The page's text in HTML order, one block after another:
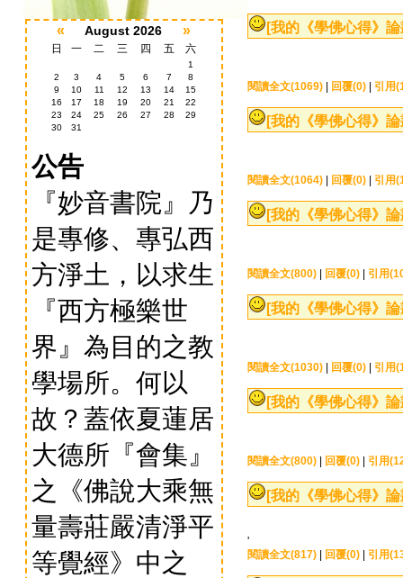
« August 2026 »
日 一 二 三 四 五 六
1
2
3 4 5 6 7
8
9
10 11 12 13 14
15
16
17 18 19 20 21
22
23
24 25 26 27 28
29
30
31
公告
『妙音書院』乃
是專修、專弘西
方淨土，以求生
『西方極樂世
界』為目的之教
學場所。何以
故？蓋依夏蓮居
大德所『會集』
之《佛說大乘無
量壽莊嚴清淨平
等覺經》中之
[我的《學佛心得》
閱讀全文(1069) 回覆(0) 引用
[我的《學佛心得》
閱讀全文(1064) 回覆(0) 引用
[我的《學佛心得》
閱讀全文(800) 回覆(0) 引用
[我的《學佛心得》
閱讀全文(1030) 回覆(0) 引用
[我的《學佛心得》
閱讀全文(800) 回覆(0) 引用
[我的《學佛心得》
'
閱讀全文(817)
回覆(0) 引用